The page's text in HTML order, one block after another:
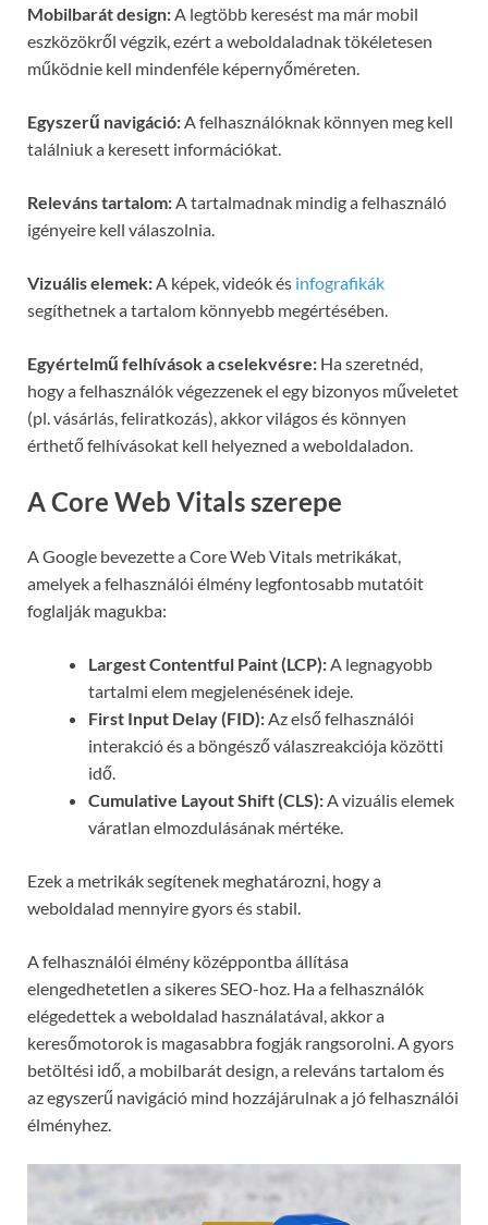
Mobilbarát design:A legtöbb keresést ma már mobil
eszközökről végzik, ezért a weboldaladnak tökéletesen
működnie kell mindenféle képernyőméreten.
Egyszerű navigáció:A felhasználóknak könnyen meg kell
találniuk a keresett információkat.
Releváns tartalom:A tartalmadnak mindig a felhasználó
igényeire kell válaszolnia.
Vizuális elemek:A képek, videók és infografikák
segíthetnek a tartalom könnyebb megértésében.
Egyértelmű felhívások a cselekvésre: Ha szeretnéd,
hogy a felhasználók végezzenek el egy bizonyos műveletet
(pl. vásárlás, feliratkozás), akkor világos és könnyen
érthető felhívásokat kell helyezned a weboldaladon.
A Core Web Vitals szerepe
A Google bevezette a Core Web Vitals metrikákat,
amelyek a felhasználói élmény legfontosabb mutatóit
foglalják magukba:
Largest Contentful Paint (LCP): A legnagyobb
tartalmi elem megjelenésének ideje.
First Input Delay (FID): Az első felhasználói
interakció és a böngésző válaszreakciója közötti
idő.
Cumulative Layout Shift (CLS): A vizuális elemek
váratlan elmozdulásának mértéke.
Ezek a metrikák segítenek meghatározni, hogy a
weboldalad mennyire gyors és stabil.
A felhasználói élmény középpontba állítása
elengedhetetlen a sikeres SEO-hoz. Ha a felhasználók
elégedettek a weboldalad használatával, akkor a
keresőmotorok is magasabbra fogják rangsorolni. A gyors
betöltési idő, a mobilbarát design, a releváns tartalom és
az egyszerű navigáció mind hozzájárulnak a jó felhasználói
élményhez.